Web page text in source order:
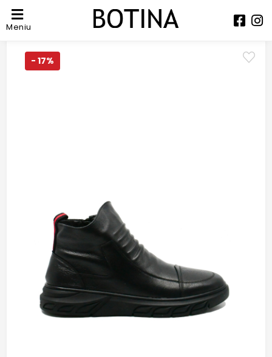
Meniu
- 17%